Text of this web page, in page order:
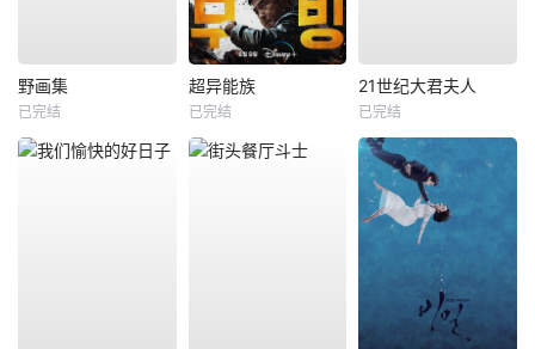
野画集
已完结
超异能族
已完结
21世纪大君夫人
已完结